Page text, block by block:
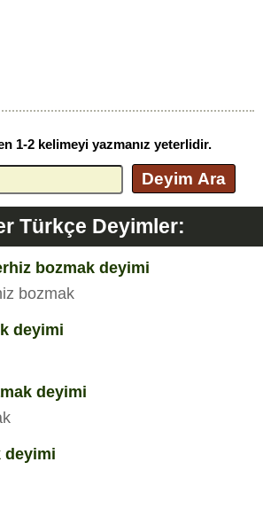
1-2 kelimeyi yazmanız yeterlidir.
Deyim Ara
Türkçe Deyimler:
bozmak deyimi
bozmak
deyimi
deyimi
deyimi